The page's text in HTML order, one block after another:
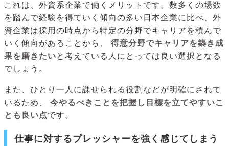
これは、外資系企業で働くメリットです。数多くの場数
を踏んで経験を得ていく傾向の多い日本企業に比べ、外
資企業は採用の時点から特定の分野でキャリアを積んで
いく傾向があることから、
得意分野でキャリアを築き成
果を磨きたいと考えている人にとっては良い選択となる
でしょう。
また、ひとり一人に課せられる役割などが明確にされて
いるため、
今やるべきことを把握し目標を立てやすいこ
とも良い点です。
仕事に対するプレッシャーを強く感じてしまう